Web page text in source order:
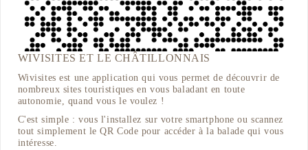
WIVISITES ET LE CHÂTILLONNAIS
Wivisites est une application qui vous permet de découvrir de
nombreux sites touristiques en vous baladant en toute
autonomie, quand vous le voulez !
C'est simple : vous l'installez sur votre smartphone ou scannez
tout simplement le QR Code pour accéder à la balade qui vous
intéresse.